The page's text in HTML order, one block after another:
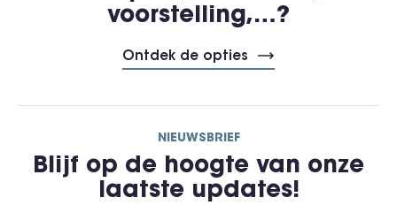
voorstelling,…?
Ontdek de opties
NIEUWSBRIEF
Blijf op de hoogte van onze
laatste updates!